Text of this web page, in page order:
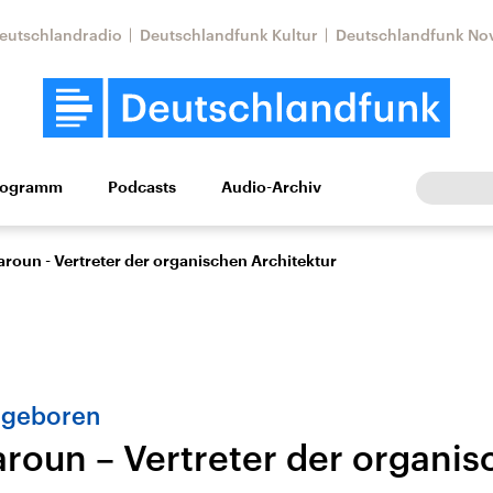
Deutschlandfunk Kultur Deutschlandfunk
Wissen Kultur Europa
Nahostkonflikt
Iran
Aktuelle Lage und
Podcasts Audio-Archiv
- Vertreter der organischen Architektur
geboren
– Vertreter der